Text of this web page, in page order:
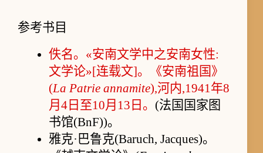
参考书目
佚名。«安南文学中之安南女性:
文学论»[连载文]。《安南祖国》
(La Patrie annamite),河内,1941年8
月4日至10月13日。 (法国国家图
书馆(BnF))。
雅克·巴鲁克(Baruch, Jacques)。